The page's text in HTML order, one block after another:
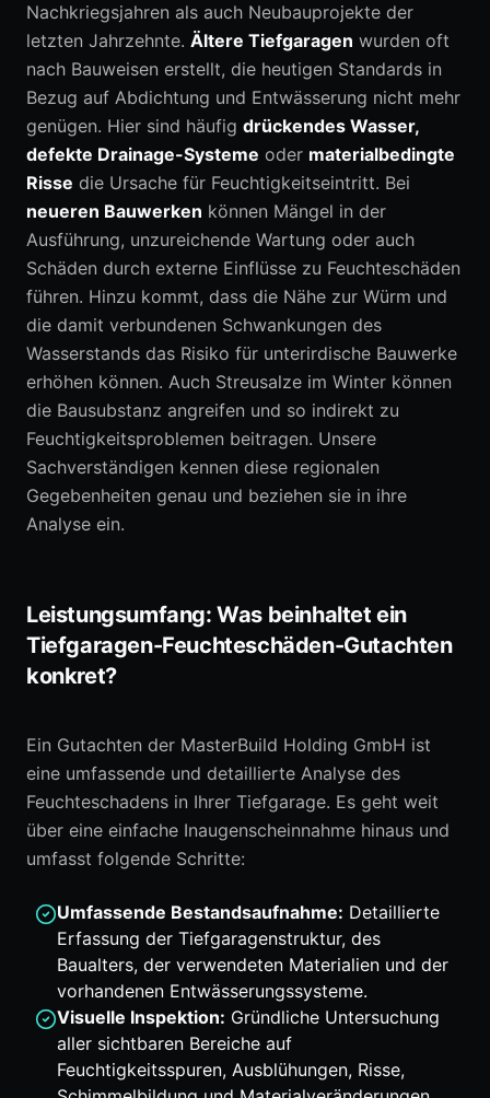
Nachkriegsjahren als auch Neubauprojekte der
letzten Jahrzehnte. Ältere Tiefgaragen wurden oft
nach Bauweisen erstellt, die heutigen Standards in
Bezug auf Abdichtung und Entwässerung nicht mehr
genügen. Hier sind häufig drückendes Wasser,
defekte Drainage-Systeme oder materialbedingte
Risse die Ursache für Feuchtigkeitseintritt. Bei
neueren Bauwerken können Mängel in der
Ausführung, unzureichende Wartung oder auch
Schäden durch externe Einflüsse zu Feuchteschäden
führen. Hinzu kommt, dass die Nähe zur Würm und
die damit verbundenen Schwankungen des
Wasserstands das Risiko für unterirdische Bauwerke
erhöhen können. Auch Streusalze im Winter können
die Bausubstanz angreifen und so indirekt zu
Feuchtigkeitsproblemen beitragen. Unsere
Sachverständigen kennen diese regionalen
Gegebenheiten genau und beziehen sie in ihre
Analyse ein.
Leistungsumfang: Was beinhaltet ein
Tiefgaragen-Feuchteschäden-Gutachten
konkret?
Ein Gutachten der MasterBuild Holding GmbH ist
eine umfassende und detaillierte Analyse des
Feuchteschadens in Ihrer Tiefgarage. Es geht weit
über eine einfache Inaugenscheinnahme hinaus und
umfasst folgende Schritte:
Umfassende Bestandsaufnahme: Detaillierte
Erfassung der Tiefgaragenstruktur, des
Baualters, der verwendeten Materialien und der
vorhandenen Entwässerungssysteme.
Visuelle Inspektion: Gründliche Untersuchung
aller sichtbaren Bereiche auf
Feuchtigkeitsspuren, Ausblühungen, Risse,